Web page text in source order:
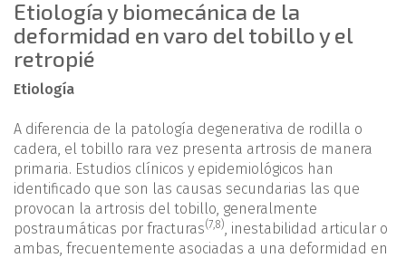
Etiología y biomecánica de la
deformidad en varo del tobillo y el
retropié
Etiología
A diferencia de la patología degenerativa de rodilla o
cadera, el tobillo rara vez presenta artrosis de manera
primaria. Estudios clínicos y epidemiológicos han
identificado que son las causas secundarias las que
provocan la artrosis del tobillo, generalmente
postraumáticas por fracturas(7 8)
, inestabilidad articular o
ambas, frecuentemente asociadas a una deformidad en